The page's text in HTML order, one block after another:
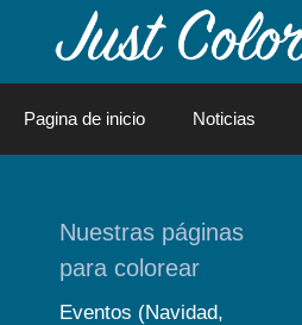
Pagina de inicio Noticias
Nuestras páginas
para colorear
Eventos (Navidad,